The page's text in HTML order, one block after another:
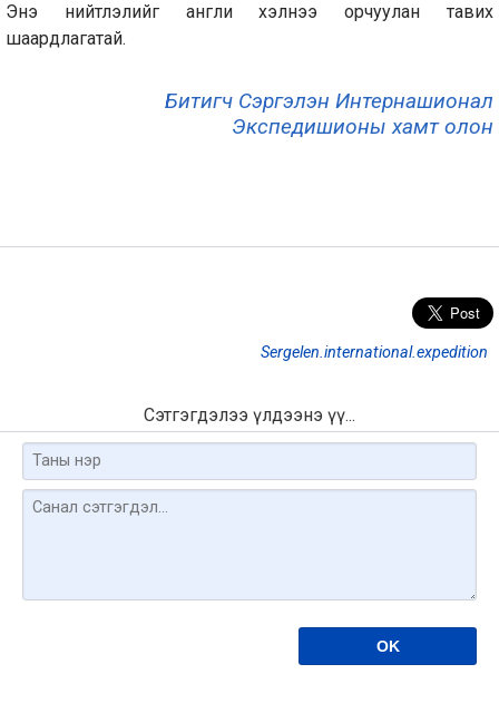
Энэ нийтлэлийг англи хэлнээ орчуулан тавих
шаардлагатай.
Битигч Сэргэлэн Интернашионал
Экспедишионы хамт олон
Sergelen.international.expedition
Сэтгэгдэлээ үлдээнэ үү...